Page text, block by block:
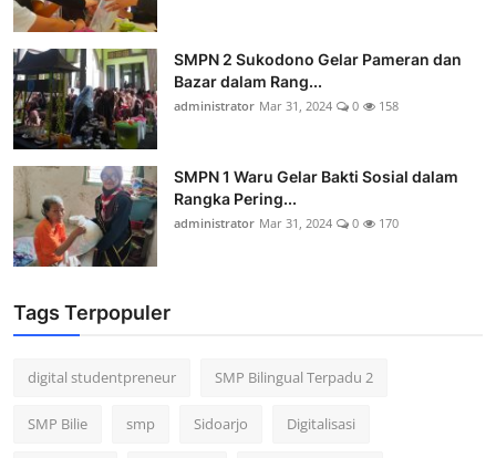
SMPN 2 Sukodono Gelar Pameran dan
Bazar dalam Rang...
administrator Mar 31, 2024 0 158
SMPN 1 Waru Gelar Bakti Sosial dalam
Rangka Pering...
administrator Mar 31, 2024 0 170
Tags Terpopuler
digital studentpreneur SMP Bilingual Terpadu 2
SMP Bilie smp Sidoarjo Digitalisasi